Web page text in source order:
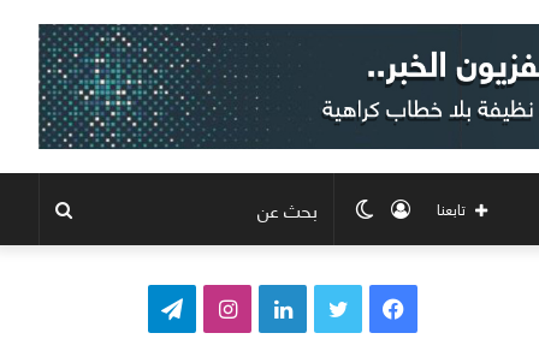
الوضع
المظلم
تسجيل
الدخول
تابعنا
ف
ت